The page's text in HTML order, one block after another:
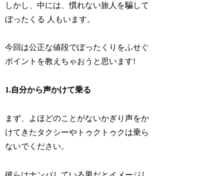
しかし、中には、慣れない旅人を騙して
ぼったくる 人もいます。
今回は公正な値段でぼったくりをふせぐ
ポイントを教えちゃおうと思います!
1.自分から声かけて乗る
まず、よほどのことがないかぎり声をか
けてきたタクシーやトゥクトゥクは乗ら
ないでください。